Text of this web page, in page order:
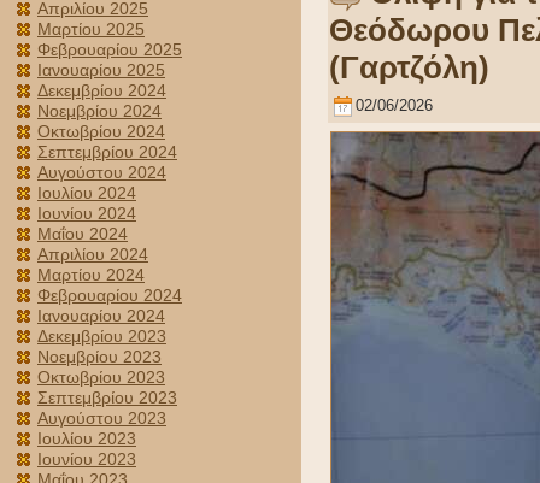
Απριλίου 2025
Μαρτίου 2025
Φεβρουαρίου 2025
Ιανουαρίου 2025
Δεκεμβρίου 2024
Νοεμβρίου 2024
Οκτωβρίου 2024
Σεπτεμβρίου 2024
Αυγούστου 2024
Ιουλίου 2024
Ιουνίου 2024
Μαΐου 2024
Απριλίου 2024
Μαρτίου 2024
Φεβρουαρίου 2024
Ιανουαρίου 2024
Δεκεμβρίου 2023
Νοεμβρίου 2023
Οκτωβρίου 2023
Σεπτεμβρίου 2023
Αυγούστου 2023
Ιουλίου 2023
Ιουνίου 2023
Θεόδωρου
(Γαρτζόλη)
02/06/2026